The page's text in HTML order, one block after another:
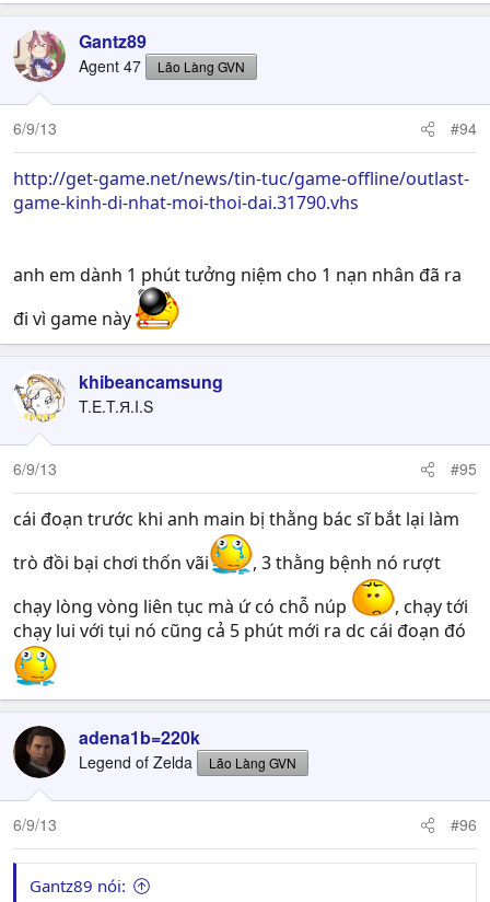
Gantz89
Agent 47 Lão Làng GVN
6/9/13 #94
http://get-game.net/news/tin-tuc/game-offline/outlast-
game-kinh-di-nhat-moi-thoi-dai.31790.vhs
anh em dành 1 phút tưởng niệm cho 1 nạn nhân đã ra
đi vì game này
khibeancamsung
T.E.T.Я.I.S
6/9/13 #95
cái đoạn trước khi anh main bị thằng bác sĩ bắt lại làm
trò đồi bại chơi thốn vãi
, 3 thằng bệnh nó rượt
chạy lòng vòng liên tục mà ứ có chỗ núp
, chạy tới
chạy lui với tụi nó cũng cả 5 phút mới ra dc cái đoạn đó
adena1b=220k
Legend of Zelda Lão Làng GVN
6/9/13 #96
Gantz89 nói: